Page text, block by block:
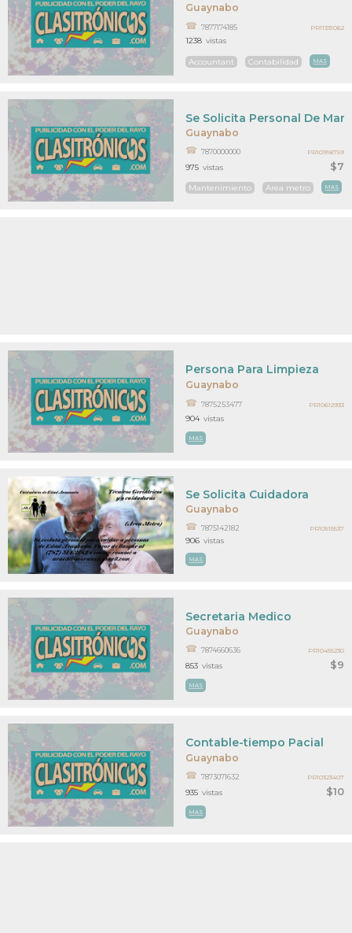
Guaynabo
7877174185
Accountant Contabilidad MAS
1238 vistas
PR11331062
Guaynabo
$7
Se Solicita Personal De
7870000000
Mantenimiento Area metro MAS
975 vistas
PR10918759
Guaynabo
Persona Para Limpieza
7875253477
MAS
904 vistas
PR10612933
Guaynabo
Se Solicita Cuidadora
7875142182
MAS
906 vistas
PR10515537
Guaynabo
$9
Secretaria Medico
7874660636
MAS
853 vistas
PR10455230
Guaynabo
$10
Contable-tiempo Pacial
7873071632
MAS
935 vistas
PR10323407